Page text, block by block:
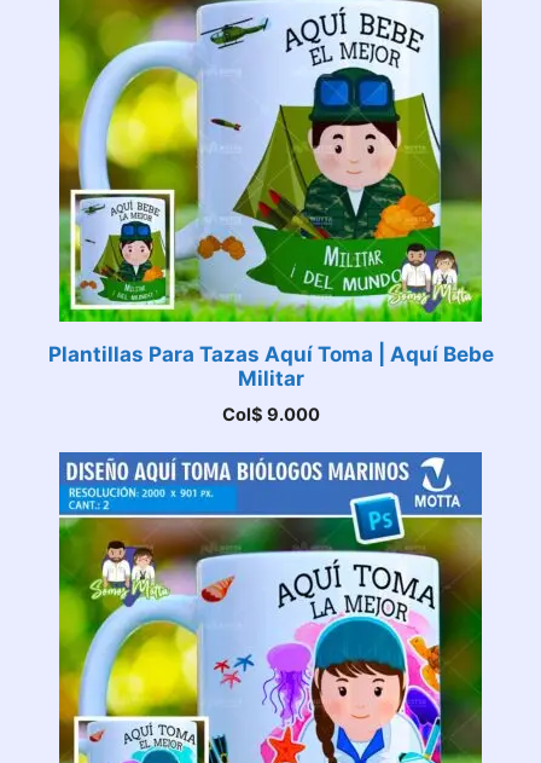
Plantillas Para Tazas Aquí Toma | Aquí Bebe
Militar
Col$ 9.000